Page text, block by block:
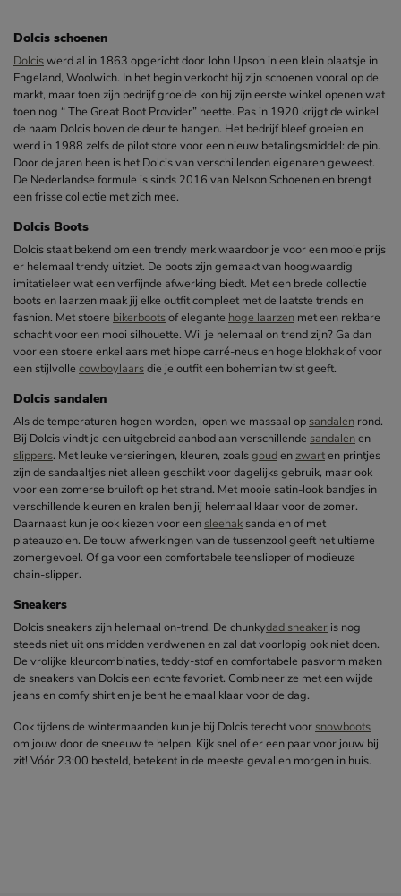
Dolcis schoenen
Dolciswerd al in 1863 opgericht door John Upson in een klein plaatsje in
Engeland, Woolwich. In het begin verkocht hij zijn schoenen vooral op de
markt, maar toen zijn bedrijf groeide kon hij zijn eerste winkel openen wat
toen nog “ The Great Boot Provider” heette. Pas in 1920 krijgt de winkel
de naam Dolcis boven de deur te hangen. Het bedrijf bleef groeien en
werd in 1988 zelfs de pilot store voor een nieuw betalingsmiddel: de pin.
Door de jaren heen is het Dolcis van verschillenden eigenaren geweest.
De Nederlandse formule is sinds 2016 van Nelson Schoenen en brengt
een frisse collectie met zich mee.
Dolcis Boots
Dolcis staat bekend om een trendy merk waardoor je voor een mooie prijs
er helemaal trendy uitziet. De boots zijn gemaakt van hoogwaardig
imitatieleer wat een verfijnde afwerking biedt. Met een brede collectie
boots en laarzen maak jij elke outfit compleet met de laatste trends en
fashion. Met stoere bikerbootsof elegante hoge laarzen met een rekbare
schacht voor een mooi silhouette. Wil je helemaal on trend zijn? Ga dan
voor een stoere enkellaars met hippe carré-neus en hoge blokhak of voor
een stijlvolle cowboylaarsdie je outfit een bohemian twist geeft.
Dolcis sandalen
Als de temperaturen hogen worden, lopen we massaal op sandalen rond.
Bij Dolcis vindt je een uitgebreid aanbod aan verschillende sandalenen
slippers. Met leuke versieringen, kleuren, zoalsgoudenzwarten printjes
zijn de sandaaltjes niet alleen geschikt voor dagelijks gebruik, maar ook
voor een zomerse bruiloft op het strand. Met mooie satin-look bandjes in
verschillende kleuren en kralen ben jij helemaal klaar voor de zomer.
Daarnaast kun je ook kiezen voor een sleehak sandalen of met
plateauzolen. De touw afwerkingen van de tussenzool geeft het ultieme
zomergevoel. Of ga voor een comfortabele teenslipper of modieuze
chain-slipper.
Sneakers
Dolcis sneakers zijn helemaal on-trend. De chunkydad sneaker is nog
steeds niet uit ons midden verdwenen en zal dat voorlopig ook niet doen.
De vrolijke kleurcombinaties, teddy-stof en comfortabele pasvorm maken
de sneakers van Dolcis een echte favoriet. Combineer ze met een wijde
jeans en comfy shirt en je bent helemaal klaar voor de dag.
Ook tijdens de wintermaanden kun je bij Dolcis terecht voor snowboots
om jouw door de sneeuw te helpen. Kijk snel of er een paar voor jouw bij
zit! Vóór 23:00 besteld, betekent in de meeste gevallen morgen in huis.